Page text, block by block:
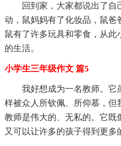
回到家，大家都说出了自
动，鼠妈妈有了化妆品，鼠爸
鼠有了许多玩具和零食，从
的生活。
小学生三年级作文 篇5
我好想成为一名教师。它
样被众人所钦佩、所仰慕，但
教师是伟大的、无私的。它既
又可以让许多的孩子得到更多